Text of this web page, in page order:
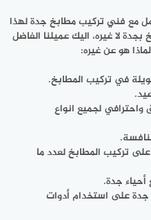
مع فني تركيب مطابخ جدة لهذا
لا غيره، اليك عميلنا الفاضل
هو عن غيره:
في تركيب المطابخ.
لجميع انواع
تركيب المطابخ لعدد ما
جدة.
على استخدام أدوات